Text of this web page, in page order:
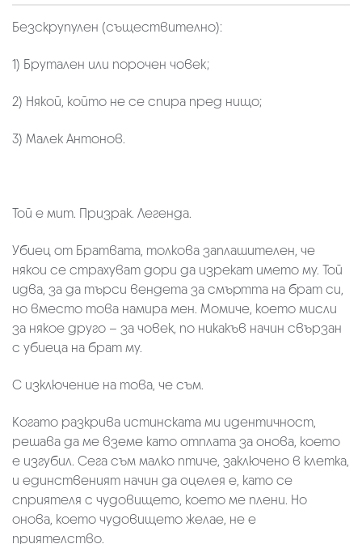
Безскрупулен (съществително):
1) Брутален или порочен човек;
2) Някой, който не се спира пред нищо;
3) Малек Антонов.
Той е мит. Призрак. Легенда.
Убиец от Братвата, толкова заплашителен, че
някои се страхуват дори да изрекат името му. Той
идва, за да търси вендета за смъртта на брат си,
но вместо това намира мен. Момиче, което мисли
за някое друго – за човек, по никакъв начин свързан
с убиеца на брат му.
С изключение на това, че съм.
Когато разкрива истинската ми идентичност,
решава да ме вземе като отплата за онова, което
е изгубил. Сега съм малко птиче, заключено в клетка,
и единственият начин да оцелея е, като се
сприятеля с чудовището, което ме плени. Но
онова, което чудовището желае, не е
приятелство.